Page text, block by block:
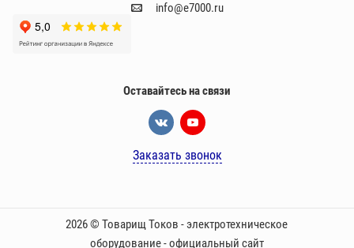
info@e7000.ru
Оставайтесь на связи
Заказать звонок
2026 © Товарищ Токов - электротехническое
оборудование - официальный сайт